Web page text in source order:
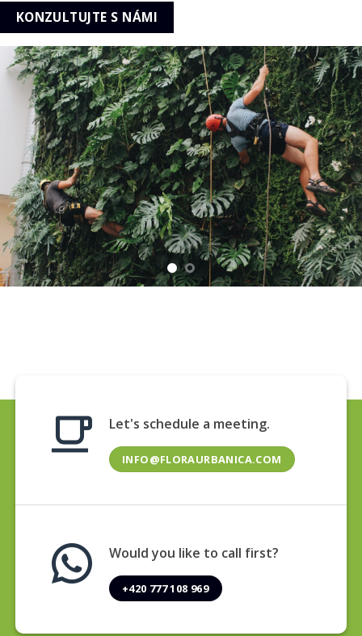
KONZULTUJTE S NÁMI
Let's schedule a meeting.
INFO@FLORAURBANICA.COM
Would you like to call first?
+420 777 108 969